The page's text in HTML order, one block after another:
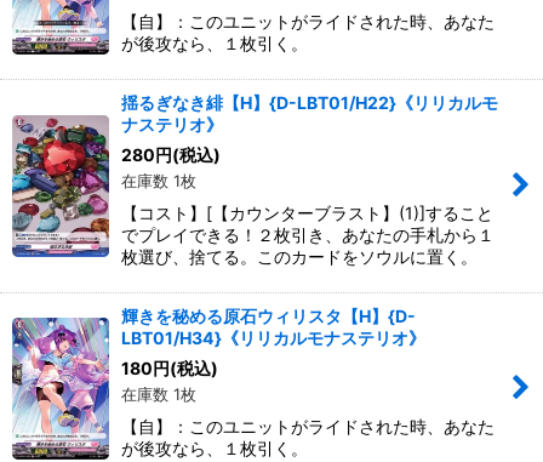
【自】：このユニットがライドされた時、あなた
が後攻なら、１枚引く。
揺るぎなき緋【H】{D-LBT01/H22}《リリカルモ
ナステリオ》
280円(税込)
在庫数 1枚
【コスト】[【カウンターブラスト】(1)]すること
でプレイできる！２枚引き、あなたの手札から１
枚選び、捨てる。このカードをソウルに置く。
輝きを秘める原石ウィリスタ【H】{D-
LBT01/H34}《リリカルモナステリオ》
180円(税込)
在庫数 1枚
【自】：このユニットがライドされた時、あなた
が後攻なら、１枚引く。